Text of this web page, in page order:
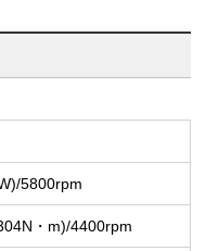
5800rpm
・m)/4400rpm